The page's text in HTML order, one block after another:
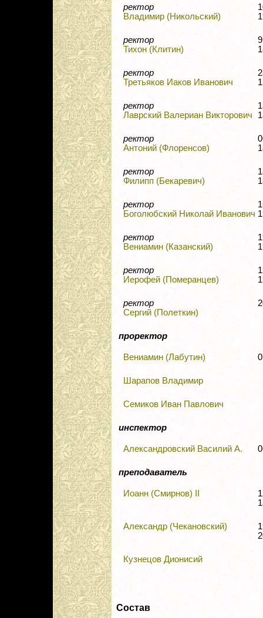
ректор
Владимир (Никольский)
ректор
Тихон (Клитин)
ректор
Третьяков Иаков Иванович
ректор
Лаврский Валериан Викторович
ректор
Антоний (Флоренсов)
ректор
Филипп (Бекаревич)
ректор
Боголюбский Николай Иванович
ректор
Вениамин (Казанский)
ректор
Иерофей (Померанцев)
ректор
Сергий (Полеткин)
проректор
Вениамин (Лабутин)
Шарапов Владимир
Семиков Иван Павлович
инспектор
Александровский Василий А.
преподаватель
Иоанн (Смирнов) II
Александр (Чекановский)
Кузнецов Дионисий
Состав